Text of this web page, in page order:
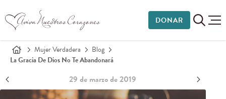
DONAR
Mujer Verdadera
Blog
La Gracia De Dios No Te Abandonará
29 de marzo de 2019